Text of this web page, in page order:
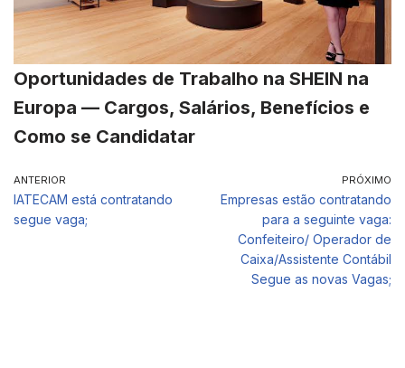
Oportunidades de Trabalho na SHEIN na
Europa — Cargos, Salários, Benefícios e
Como se Candidatar
ANTERIOR
IATECAM está contratando
segue vaga;
PRÓXIMO
Empresas estão contratando
para a seguinte vaga:
Confeiteiro/ Operador de
Caixa/Assistente Contábil
Segue as novas Vagas;